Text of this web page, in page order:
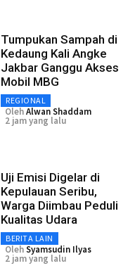
Tumpukan Sampah di
Kedaung Kali Angke
Jakbar Ganggu Akses
Mobil MBG
REGIONAL
OlehAlwan Shaddam
2 jam yang lalu
Uji Emisi Digelar di
Kepulauan Seribu,
Warga Diimbau Peduli
Kualitas Udara
BERITA LAIN
OlehSyamsudin Ilyas
2 jam yang lalu